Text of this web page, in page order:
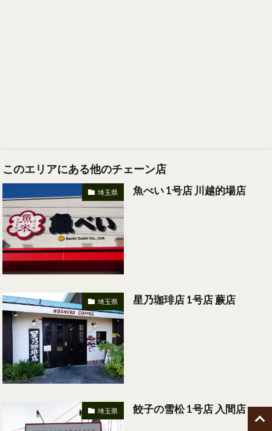
このエリアにある他のチェーン店
埼玉県 魚べい 1号店 川越的場店
埼玉県 星乃珈琲店 1号店 蕨店
埼玉県 餃子の雪松 1号店 入間店